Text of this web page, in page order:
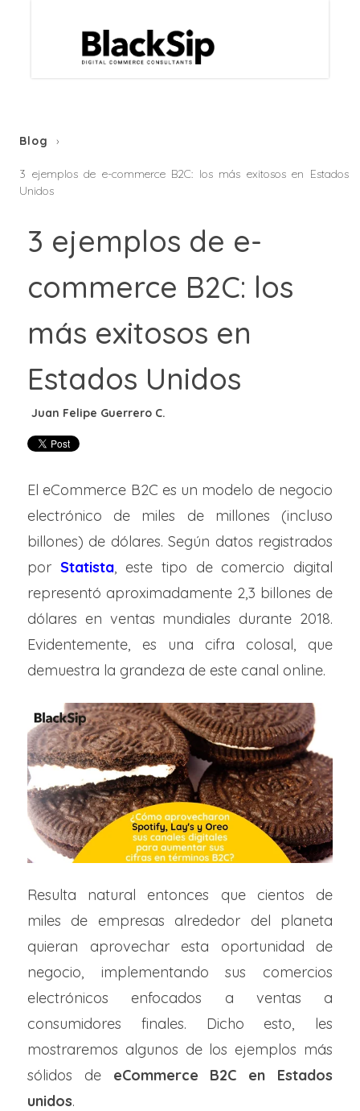
Blog
3 ejemplos de e-commerce B2C: los más exitosos en Estados
Unidos
3 ejemplos de e-
commerce B2C: los
más exitosos en
Estados Unidos
El eCommerce B2C es un modelo de negocio
electrónico de miles de millones (incluso
billones) de dólares. Según datos registrados
por Statista, este tipo de comercio digital
representó aproximadamente 2,3 billones de
dólares en ventas mundiales durante 2018.
Evidentemente, es una cifra colosal, que
demuestra la grandeza de este canal online.
Resulta natural entonces que cientos de
miles de empresas alrededor del planeta
quieran aprovechar esta oportunidad de
negocio, implementando sus comercios
electrónicos enfocados a ventas a
consumidores finales. Dicho esto, les
mostraremos algunos de los ejemplos más
sólidos de eCommerce B2C en Estados
unidos.